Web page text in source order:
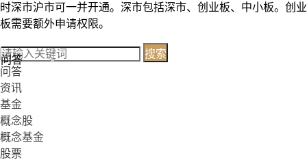
时深市沪市可一并开通。深市包括深市、创业板、中小板。创业
板需要额外申请权限。
问答
搜索
问答
资讯
基金
概念股
概念基金
股票